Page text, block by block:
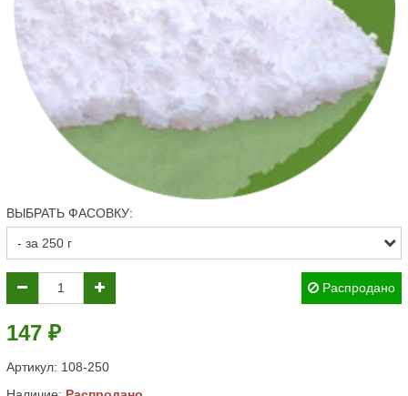
ВЫБРАТЬ ФАСОВКУ:
Распродано
147 ₽
Артикул: 108-250